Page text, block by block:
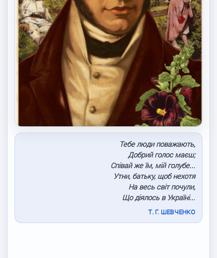
Тебе люди поважають,
Добрий голос маєш;
Співай же їм, мій голубе...
Утни, батьку, щоб нехотя
На весь світ почули,
Що діялось в Україні...
Т. Г. ШЕВЧЕНКО